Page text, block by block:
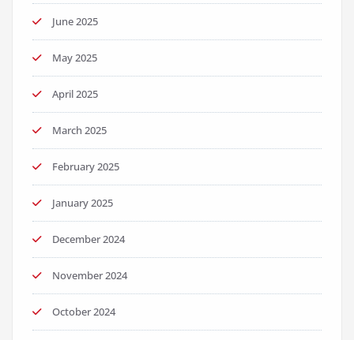
June 2025
May 2025
April 2025
March 2025
February 2025
January 2025
December 2024
November 2024
October 2024